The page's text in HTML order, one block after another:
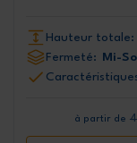
Hauteur totale:
Fermeté:
Mi-
à partir de